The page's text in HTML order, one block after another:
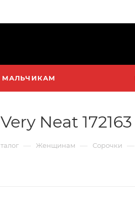
МАЛЬЧИКАМ
Neat 172163
— Женщинам — Сорочки —